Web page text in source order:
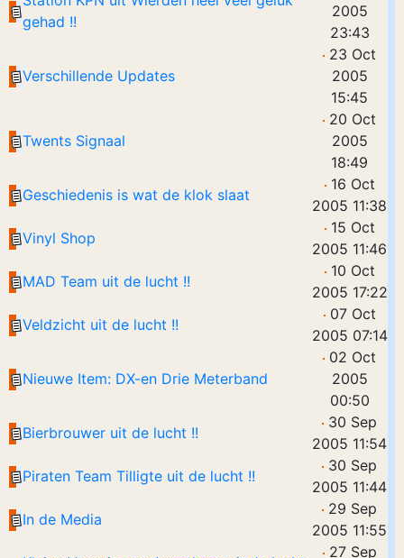
gehad !!
2005
23:43
Verschillende Updates
23 Oct
2005
15:45
Twents Signaal
20 Oct
2005
18:49
Geschiedenis is wat de klok slaat
16 Oct
2005 11:38
Vinyl Shop
15 Oct
2005 11:46
MAD Team uit de lucht !!
10 Oct
2005 17:22
Veldzicht uit de lucht !!
07 Oct
2005 07:14
Nieuwe Item: DX-en Drie Meterband
02 Oct
2005
00:50
Bierbrouwer uit de lucht !!
30 Sep
2005 11:54
Piraten Team Tilligte uit de lucht !!
30 Sep
2005 11:44
In de Media
29 Sep
2005 11:55
27 Sep